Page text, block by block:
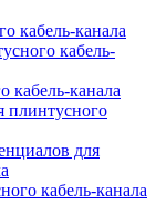
кабель-канала
кабель-
кабель-канала
плинтусного
для
кабель-канала